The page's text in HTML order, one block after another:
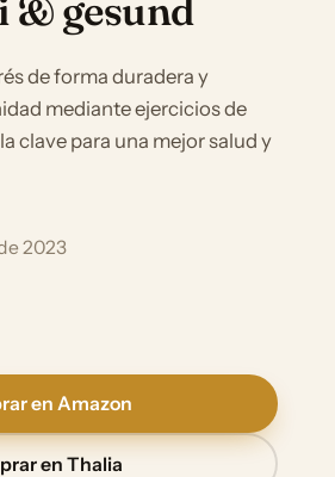
& gesund
de forma duradera y
mediante ejercicios de
clave para una mejor salud y
2023
en Amazon
en Thalia